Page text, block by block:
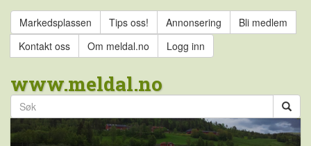
Markedsplassen Tips oss! Annonsering
Bli medlem
Kontakt oss
Om meldal.no Logg inn
www.meldal.no